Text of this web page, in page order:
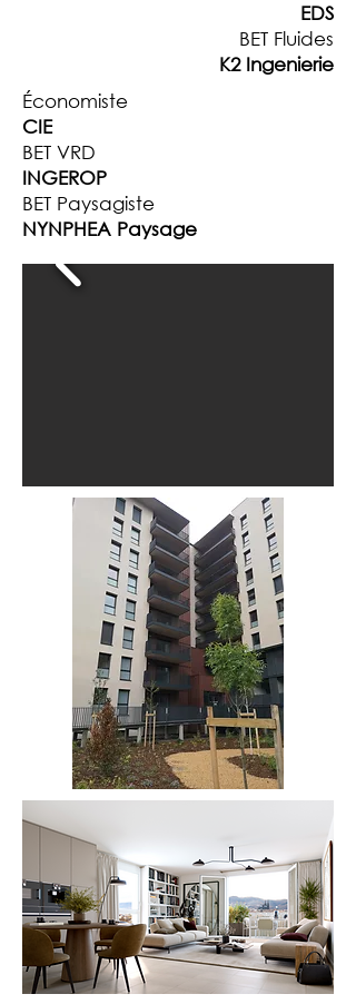
EDS
BET Fluides
K2 Ingenierie
Économiste
CIE
BET VRD
INGEROP
BET Paysagiste
NYNPHEA Paysage